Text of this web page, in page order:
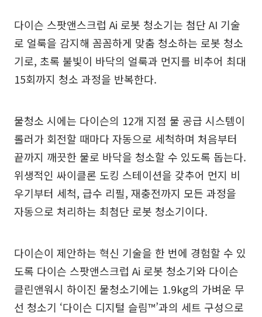
다이슨 스팟앤스크럽 Ai 로봇 청소기는 첨단 AI 기술
로 얼룩을 감지해 꼼꼼하게 맞춤 청소하는 로봇 청소
기로, 초록 불빛이 바닥의 얼룩과 먼지를 비추어 최대
15회까지 청소 과정을 반복한다.
물청소 시에는 다이슨의 12개 지점 물 공급 시스템이
롤러가 회전할 때마다 자동으로 세척하며 처음부터
끝까지 깨끗한 물로 바닥을 청소할 수 있도록 돕는다.
위생적인 싸이클론 도킹 스테이션을 갖추어 먼지 비
우기부터 세척, 급수 리필, 재충전까지 모든 과정을
자동으로 처리하는 최첨단 로봇 청소기이다.
다이슨이 제안하는 혁신 기술을 한 번에 경험할 수 있
도록 다이슨 스팟앤스크럽 Ai 로봇 청소기와 다이슨
클린앤워시 하이진 물청소기에는 1.9kg의 가벼운 무
선 청소기 ‘다이슨 디지털 슬림™’과의 세트 구성으로